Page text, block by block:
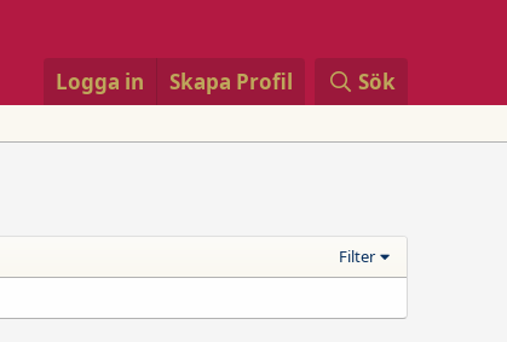
Logga in Skapa Profil Sök
Filter